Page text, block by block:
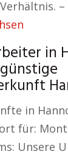
–
in
in
für:
Unsere